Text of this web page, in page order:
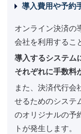
導入費用や予約
オンライン決済の
会社を利用するこ
導入するシステム
それぞれに手数料
また、決済代行会
せるためのシステ
のオリジナルの予
トが発生します。